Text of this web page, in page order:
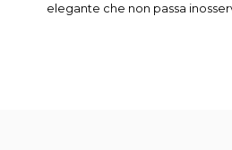
elegante che non passa